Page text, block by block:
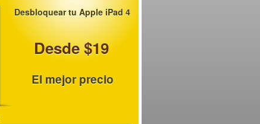
Desbloquear tu Apple iPad 4
Desde $19
El mejor precio